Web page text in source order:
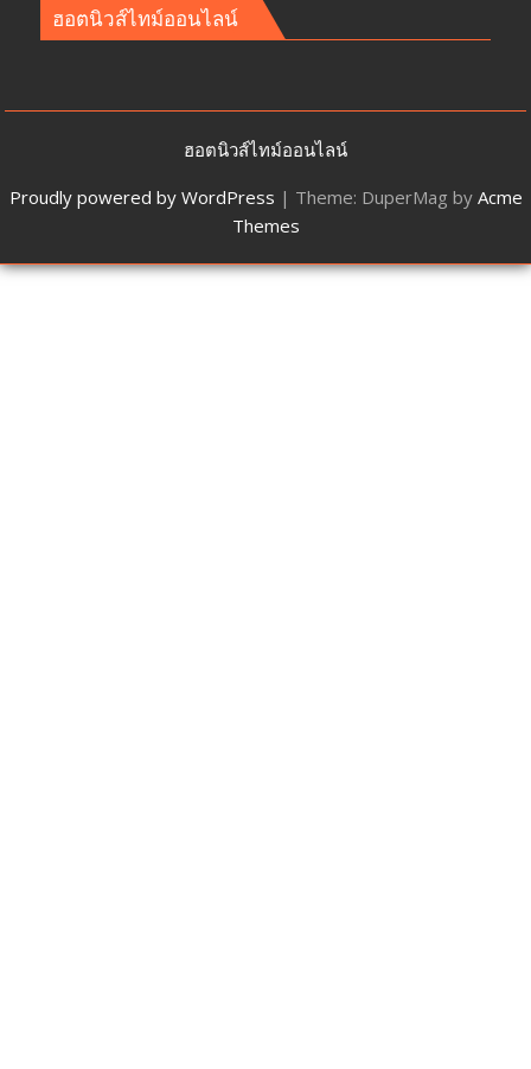
ฮอตนิวส์ไทม์ออนไลน์
ฮอตนิวส์ไทม์ออนไลน์
Proudly powered by WordPress | Theme: DuperMag by Acme
Themes